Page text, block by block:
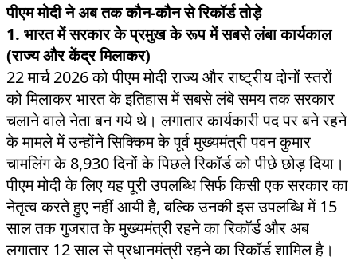
पीएम मोदी ने अब तक कौन-कौन से रिकॉर्ड तोड़े
1. भारत में सरकार के प्रमुख के रूप में सबसे लंबा कार्यकाल
(राज्य और केंद्र मिलाकर)
22 मार्च 2026 को पीएम मोदी राज्य और राष्ट्रीय दोनों स्तरों
को मिलाकर भारत के इतिहास में सबसे लंबे समय तक सरकार
चलाने वाले नेता बन गये थे। लगातार कार्यकारी पद पर बने रहने
के मामले में उन्होंने सिक्किम के पूर्व मुख्यमंत्री पवन कुमार
चामलिंग के 8,930 दिनों के पिछले रिकॉर्ड को पीछे छोड़ दिया।
पीएम मोदी के लिए यह पूरी उपलब्धि सिर्फ किसी एक सरकार का
नेतृत्व करते हुए नहीं आयी है, बल्कि उनकी इस उपलब्धि में 15
साल तक गुजरात के मुख्यमंत्री रहने का रिकॉर्ड और अब
लगातार 12 साल से प्रधानमंत्री रहने का रिकॉर्ड शामिल है।